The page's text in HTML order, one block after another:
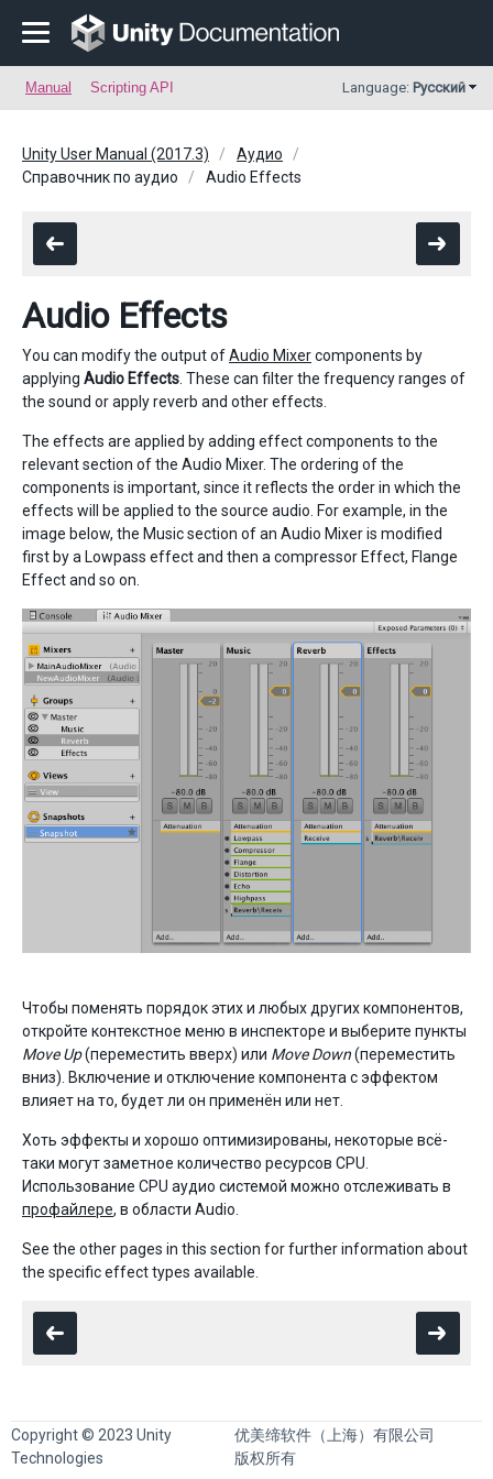
Manual Scripting API Language: Русский
Unity User Manual (2017.3)
Аудио
Справочник по аудио
Audio Effects
Audio Effects
You can modify the output ofAudio Mixercomponents by
applying Audio Effects . These can filter the frequency ranges of
the sound or apply reverb and other effects.
The effects are applied by adding effect components to the
relevant section of the Audio Mixer. The ordering of the
components is important, since it reflects the order in which the
effects will be applied to the source audio. For example, in the
image below, the Music section of an Audio Mixer is modified
first by a Lowpass effect and then a compressor Effect, Flange
Effect and so on.
Чтобы поменять порядок этих и любых других компонентов,
откройте контекстное меню в инспекторе и выберите пункты
Move Up(переместить вверх) или Move Down(переместить
вниз). Включение и отключение компонента с эффектом
влияет на то, будет ли он применён или нет.
Хоть эффекты и хорошо оптимизированы, некоторые всё-
таки могут заметное количество ресурсов CPU.
Использование CPU аудио системой можно отслеживать в
профайлере, в области Audio.
See the other pages in this section for further information about
the specific effect types available.
Copyright © 2023 Unity
Technologies
优美缔软件（上海）有限公司
版权所有